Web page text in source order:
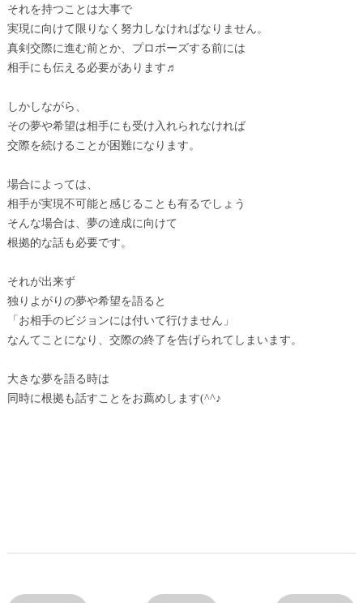
それを持つことは大事で
実現に向けて限りなく努力しなければなりません。
真剣交際に進む前とか、プロポーズする前には
相手にも伝える必要があります♬
しかしながら、
その夢や希望は相手にも受け入れられなければ
交際を続けることが困難になります。
場合によっては、
相手が実現不可能と感じることも有るでしょう
そんな場合は、夢の達成に向けて
根拠的な話も必要です。
それが出来ず
独りよがりの夢や希望を語ると
「お相手のビジョンには付いて行けません」
なんてことになり、交際の終了を告げられてしまいます。
大きな夢を語る時は
同時に根拠も話すことをお薦めします(^^♪